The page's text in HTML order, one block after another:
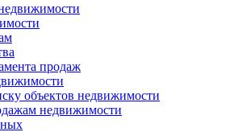
продаж
объектов недвижимости
недвижимости